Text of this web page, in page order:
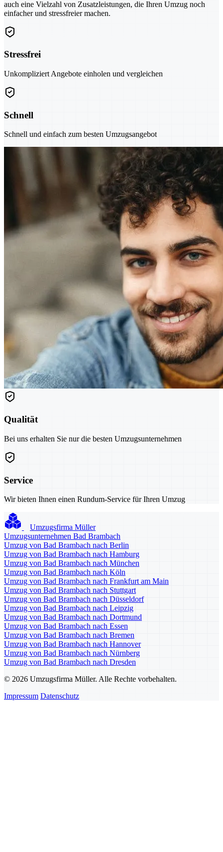
auch eine Vielzahl von Zusatzleistungen, die Ihren Umzug noch
einfacher und stressfreier machen.
Stressfrei
Unkompliziert Angebote einholen und vergleichen
Schnell
Schnell und einfach zum besten Umzugsangebot
Qualität
Bei uns erhalten Sie nur die besten Umzugsunternehmen
Service
Wir bieten Ihnen einen Rundum-Service für Ihren Umzug
Umzugsfirma Müller
Umzugsunternehmen Bad Brambach
Umzug von Bad Brambach nach Berlin
Umzug von Bad Brambach nach Hamburg
Umzug von Bad Brambach nach München
Umzug von Bad Brambach nach Köln
Umzug von Bad Brambach nach Frankfurt am Main
Umzug von Bad Brambach nach Stuttgart
Umzug von Bad Brambach nach Düsseldorf
Umzug von Bad Brambach nach Leipzig
Umzug von Bad Brambach nach Dortmund
Umzug von Bad Brambach nach Essen
Umzug von Bad Brambach nach Bremen
Umzug von Bad Brambach nach Hannover
Umzug von Bad Brambach nach Nürnberg
Umzug von Bad Brambach nach Dresden
© 2026 Umzugsfirma Müller. Alle Rechte vorbehalten.
Impressum Datenschutz